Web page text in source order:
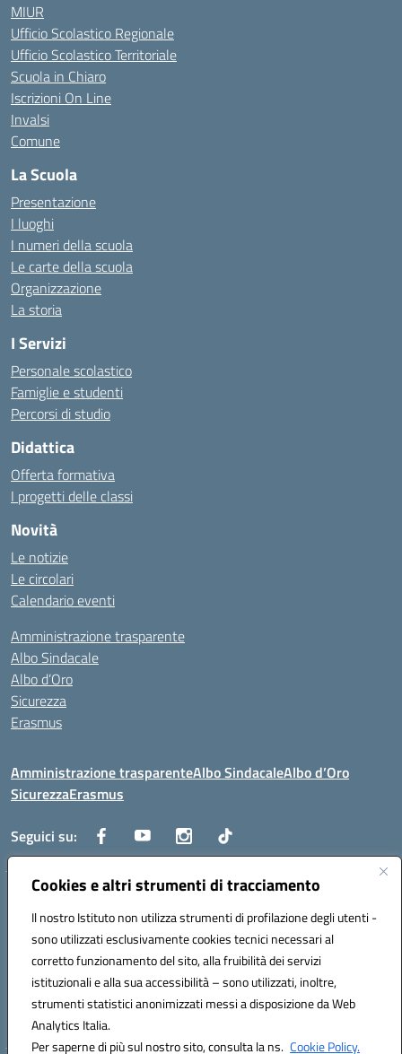
Cookies e altri strumenti di tracciamento
Il nostro Istituto non utilizza strumenti di profilazione degli utenti -
sono utilizzati esclusivamente cookies tecnici necessari al
corretto funzionamento del sito, alla fruibilità dei servizi
istituzionali e alla sua accessibilità – sono utilizzati, inoltre,
strumenti statistici anonimizzati messi a disposizione da Web
Analytics Italia.
Per saperne di più sul nostro sito, consulta la ns. Cookie Policy.
MIUR
Ufficio Scolastico Regionale
Ufficio Scolastico Territoriale
Scuola in Chiaro
Iscrizioni On Line
Invalsi
Comune
La Scuola
Presentazione
I luoghi
I numeri della scuola
Le carte della scuola
Organizzazione
La storia
I Servizi
Personale scolastico
Famiglie e studenti
Percorsi di studio
Didattica
Offerta formativa
I progetti delle classi
Novità
Le notizie
Le circolari
Calendario eventi
Amministrazione trasparente
Albo Sindacale
Albo d’Oro
Sicurezza
Erasmus
Amministrazione trasparenteAlbo SindacaleAlbo d’Oro
SicurezzaErasmus
Seguici su:
Centralino:0885.426034 Email:FGTD02000P@istruzione.it
Posta elettronica certificata (PEC):fgtd02000p@pec.istruzione.it
Codice fiscale: 81002930717
Codice meccanografico:FGTD02000P
Codice unico di fatturazione (CUF): UFUN7Y